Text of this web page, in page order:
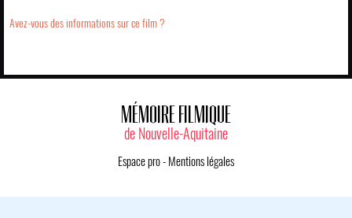
Avez-vous des informations sur ce film ?
MÉMOIRE FILMIQUE
de Nouvelle-Aquitaine
Espace pro- Mentions légales